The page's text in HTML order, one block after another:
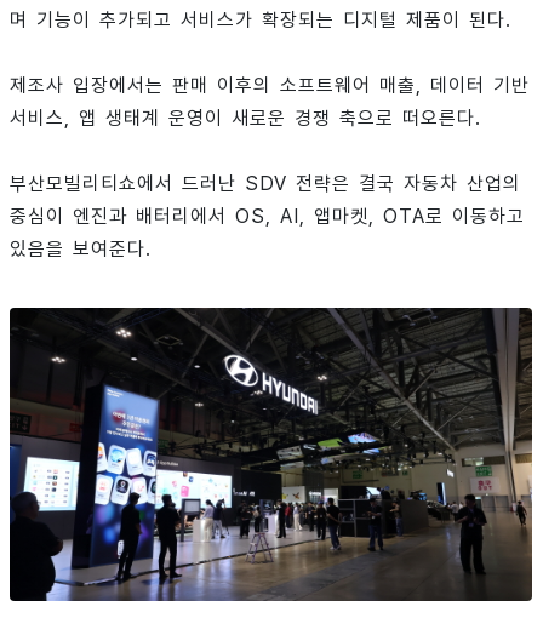
며 기능이 추가되고 서비스가 확장되는 디지털 제품이 된다.
제조사 입장에서는 판매 이후의 소프트웨어 매출, 데이터 기반
서비스, 앱 생태계 운영이 새로운 경쟁 축으로 떠오른다.
부산모빌리티쇼에서 드러난 SDV 전략은 결국 자동차 산업의
중심이 엔진과 배터리에서 OS, AI, 앱마켓, OTA로 이동하고
있음을 보여준다.